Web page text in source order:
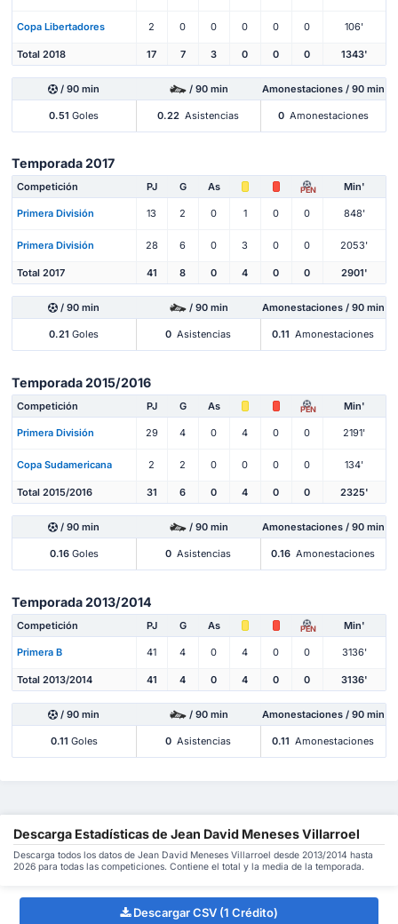
Copa Libertadores 2 0 0 0 0 0 106'
Total 2018 17 7 3 0 0 0 1343'
/ 90 min / 90 min Amonestaciones / 90 min
0.51 Goles 0.22 Asistencias 0 Amonestaciones
Temporada 2017
Competición PJ G As PEN Min'
Primera División 13 2 0 1 0 0 848'
Primera División 28 6 0 3 0 0 2053'
Total 2017 41 8 0 4 0 0 2901'
/ 90 min / 90 min Amonestaciones / 90 min
0.21 Goles 0 Asistencias 0.11 Amonestaciones
Temporada 2015/2016
Competición PJ G As PEN Min'
Primera División 29 4 0 4 0 0 2191'
Copa Sudamericana 2 2 0 0 0 0 134'
Total 2015/2016 31 6 0 4 0 0 2325'
/ 90 min / 90 min Amonestaciones / 90 min
0.16Goles 0 Asistencias 0.16 Amonestaciones
Temporada 2013/2014
Competición PJ G As PEN Min'
Primera B 41 4 0 4 0 0 3136'
Total 2013/2014 41 4 0 4 0 0 3136'
/ 90 min / 90 min Amonestaciones / 90 min
0.11 Goles 0 Asistencias 0.11 Amonestaciones
Descarga Estadísticas de Jean David Meneses Villarroel
Descarga todos los datos de Jean David Meneses Villarroel desde 2013/2014 hasta
2026 para todas las competiciones. Contiene el total y la media de la temporada.
Descargar CSV (1 Crédito)